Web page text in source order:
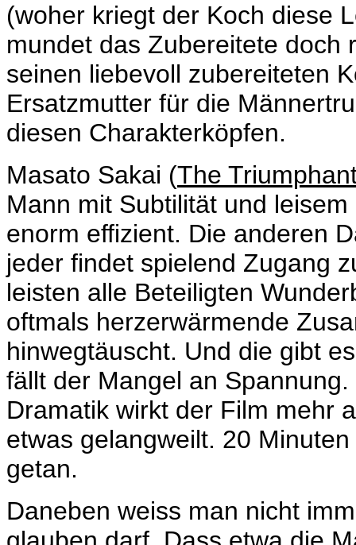
(woher kriegt der Koch diese
mundet das Zubereitete doch
seinen liebevoll zubereiteten
Ersatzmutter für die
diesen Charakterköpfen.
Masato Sakai (The
Mann mit Subtilität und
enorm effizient. Die anderen
jeder findet spielend Zugang
leisten alle Beteiligten
oftmals herzerwärmende
hinwegtäuscht. Und die gibt
fällt der Mangel an
Dramatik wirkt der Film mehr
etwas gelangweilt. 20
getan.
Daneben weiss man nicht